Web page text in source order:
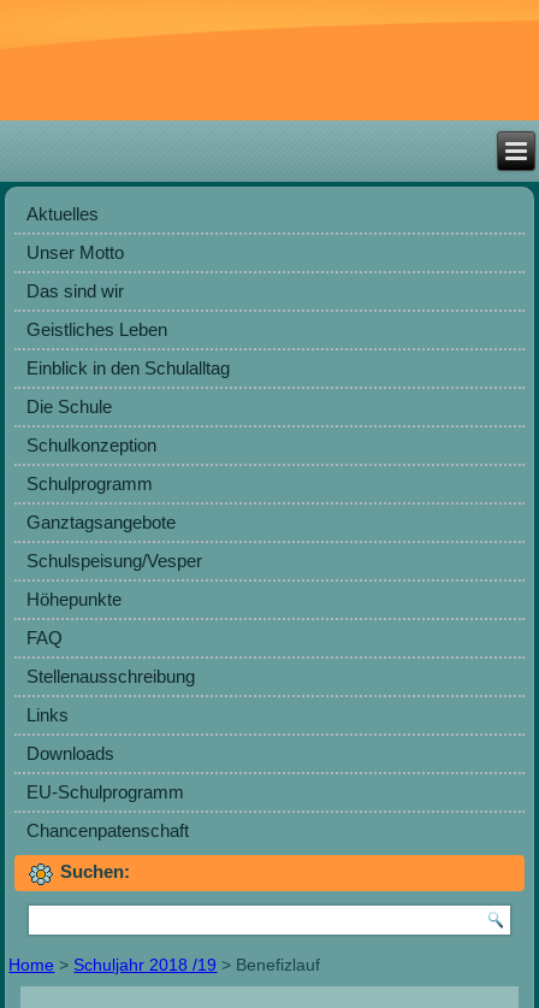
Aktuelles
Unser Motto
Das sind wir
Geistliches Leben
Einblick in den Schulalltag
Die Schule
Schulkonzeption
Schulprogramm
Ganztagsangebote
Schulspeisung/Vesper
Höhepunkte
FAQ
Stellenausschreibung
Links
Downloads
EU-Schulprogramm
Chancenpatenschaft
Suchen:
Home > Schuljahr 2018 /19 > Benefizlauf